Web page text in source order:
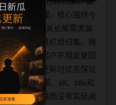
读场景整理，核心围绕今
红爆料和相关长尾需求展
再补充今日栏目归集、摘
入口，让用户不用反复回
容。每日更新时优先保证
、主题图、alt、title和
只替换词语而没有实际阅